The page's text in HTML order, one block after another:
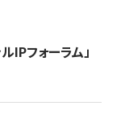
IPフォーラム」